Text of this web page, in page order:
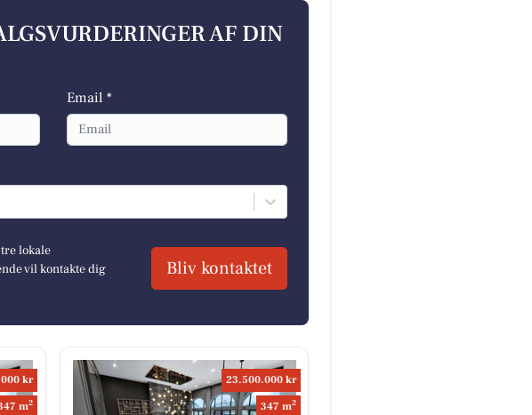
AF DIN
Email *
lokale
vil kontakte dig
Bliv kontaktet
kr
m2
23.500.000 kr
347 m2